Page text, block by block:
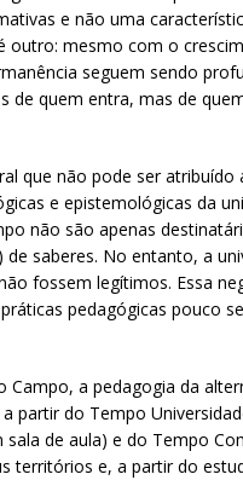
e não uma
outro: mesmo com o
seguem sendo
de quem entra, mas de
que não pode ser atribuído
e epistemológicas da
não são apenas
saberes. No entanto, a
fossem legítimos. Essa
pedagógicas pouco
Campo, a pedagogia da
partir do Tempo
de aula) e do Tempo
territórios e, a partir do